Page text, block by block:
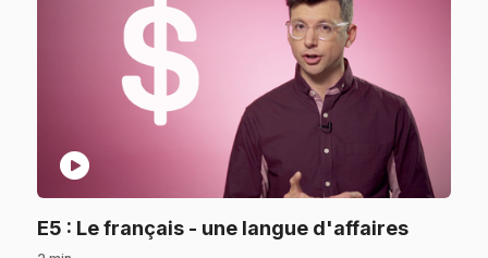
play_circle
E5 : Le français - une langue d'affaires.